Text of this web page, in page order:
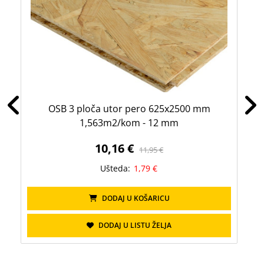
OSB 3 ploča utor pero 625x2500 mm
1,563m2/kom - 12 mm
10,16 € 11,95 €
Ušteda: 1,79 €
DODAJ U KOŠARICU
DODAJ U LISTU ŽELJA